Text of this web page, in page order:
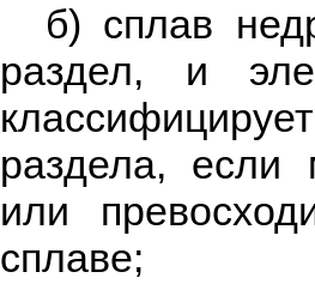
б) сплав
раздел, и
раздела, если
или
сплаве;